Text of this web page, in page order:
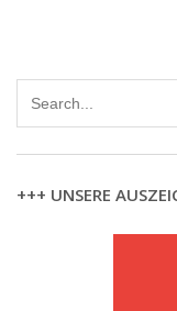
+++ UNSERE